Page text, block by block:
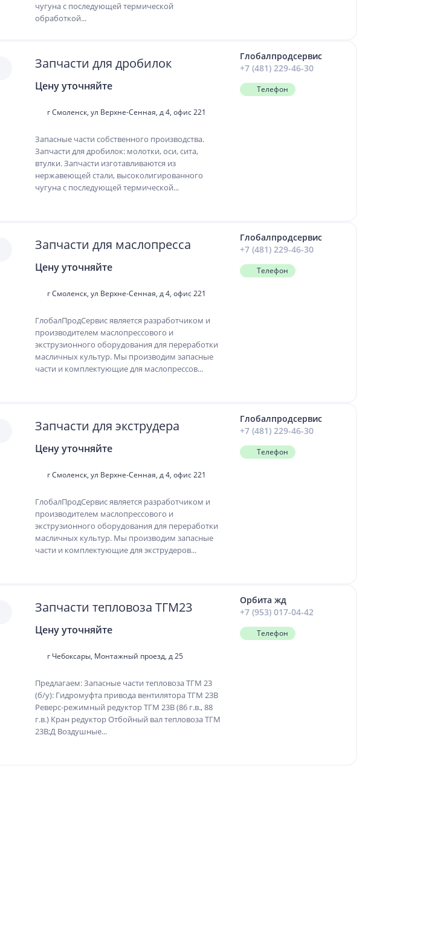
чугуна с последующей термической
обработкой...
Запчасти для дробилок
Цену уточняйте
г Смоленск, ул Верхне-Сенная, д 4, офис 221
Запасные части собственного производства.
Запчасти для дробилок: молотки, оси, сита,
втулки. Запчасти изготавливаются из
нержавеющей стали, высоколигированного
чугуна с последующей термической...
Глобалпродсервис
+7 (481) 229-46-30
Телефон
Запчасти для маслопресса
Цену уточняйте
г Смоленск, ул Верхне-Сенная, д 4, офис 221
ГлобалПродСервис является разработчиком и
производителем маслопрессового и
экструзионного оборудования для переработки
масличных культур. Мы производим запасные
части и комплектующие для маслопрессов...
Глобалпродсервис
+7 (481) 229-46-30
Телефон
Запчасти для экструдера
Цену уточняйте
г Смоленск, ул Верхне-Сенная, д 4, офис 221
ГлобалПродСервис является разработчиком и
производителем маслопрессового и
экструзионного оборудования для переработки
масличных культур. Мы производим запасные
части и комплектующие для экструдеров...
Глобалпродсервис
+7 (481) 229-46-30
Телефон
Запчасти тепловоза ТГМ23
Цену уточняйте
г Чебоксары, Монтажный проезд, д 25
Предлагаем: Запасные части тепловоза ТГМ 23
(б/у): Гидромуфта привода вентилятора ТГМ 23В
Реверс-режимный редуктор ТГМ 23В (86 г.в., 88
г.в.) Кран редуктор Отбойный вал тепловоза ТГМ
23В;Д Воздушные...
Орбита жд
+7 (953) 017-04-42
Телефон